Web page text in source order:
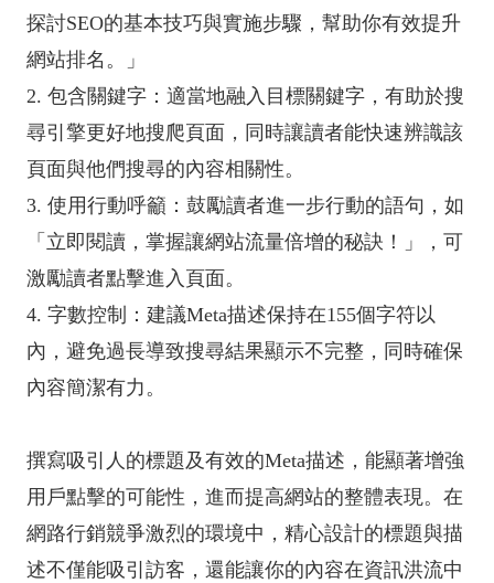
探討SEO的基本技巧與實施步驟，幫助你有效提升
網站排名。」
2. 包含關鍵字：適當地融入目標關鍵字，有助於搜
尋引擎更好地搜爬頁面，同時讓讀者能快速辨識該
頁面與他們搜尋的內容相關性。
3. 使用行動呼籲：鼓勵讀者進一步行動的語句，如
「立即閱讀，掌握讓網站流量倍增的秘訣！」，可
激勵讀者點擊進入頁面。
4. 字數控制：建議Meta描述保持在155個字符以
內，避免過長導致搜尋結果顯示不完整，同時確保
內容簡潔有力。
撰寫吸引人的標題及有效的Meta描述，能顯著增強
用戶點擊的可能性，進而提高網站的整體表現。在
網路行銷競爭激烈的環境中，精心設計的標題與描
述不僅能吸引訪客，還能讓你的內容在資訊洪流中